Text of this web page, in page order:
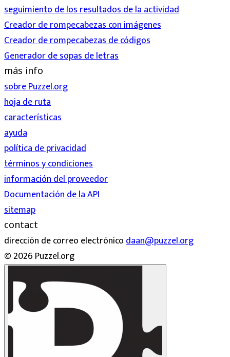
seguimiento de los resultados de la actividad
Creador de rompecabezas con imágenes
Creador de rompecabezas de códigos
Generador de sopas de letras
más info
sobre Puzzel.org
hoja de ruta
características
ayuda
política de privacidad
términos y condiciones
información del proveedor
Documentación de la API
sitemap
contact
dirección de correo electrónicodaan@puzzel.org
© 2026 Puzzel.org